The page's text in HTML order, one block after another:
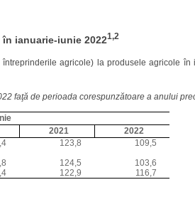
ianuarie-iunie 20221,2
agricole) la produsele agricole în
faţă de perioada corespunzătoare a anului
2021
2022
123,8
109,5
124,5
103,6
122,9 116,7